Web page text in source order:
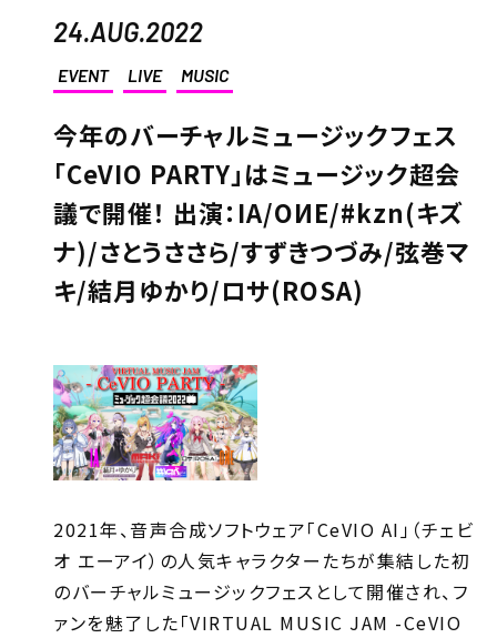
24.AUG.2022
EVENT LIVE MUSIC
今年のバーチャルミュージックフェス
「CeVIO PARTY」はミュージック超会
議で開催！ 出演：IA/OИE/#kzn(キズ
ナ)/さとうささら/すずきつづみ/弦巻マ
キ/結月ゆかり/ロサ(ROSA)
2021年、音声合成ソフトウェア「CeVIO AI」（チェビ
オ エーアイ）の人気キャラクターたちが集結した初
のバーチャルミュージックフェスとして開催され、フ
ァンを魅了した「VIRTUAL MUSIC JAM -CeVIO